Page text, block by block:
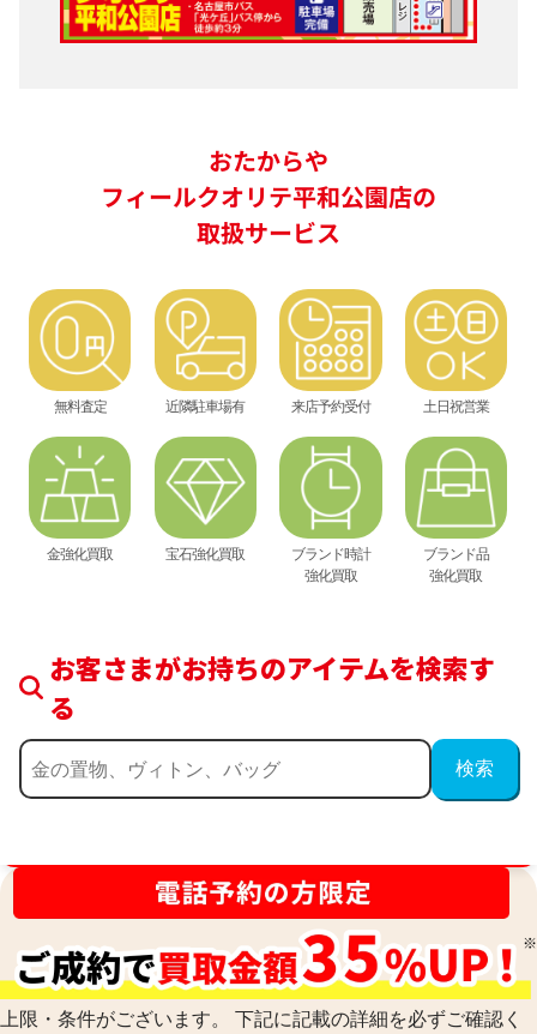
おたからや
フィールクオリテ平和公園店の
取扱サービス
無料査定 近隣駐車場有 来店予約受付 土日祝営業
金強化買取 宝石強化買取
ブランド時計
強化買取
ブランド品
強化買取
お客さまがお持ちのアイテムを検索す
る
上限・条件がございます。 下記に記載の詳細を必ずご確認く